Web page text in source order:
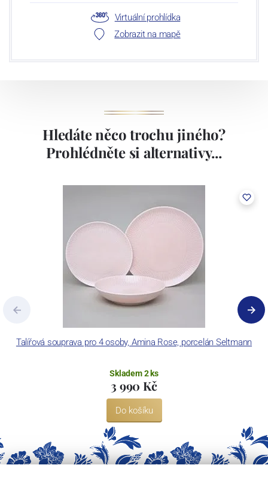
Virtuální prohlídka
Zobrazit na mapě
Hledáte něco trochu jiného?
Prohlédněte si alternativy...
Talířová souprava pro 4 osoby, Amina Rose, porcelán Seltmann
Skladem 2 ks
3 990 Kč
Do košíku